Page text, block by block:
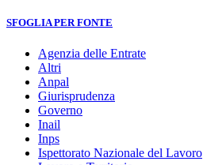
SFOGLIA PER FONTE
Agenzia delle Entrate
Altri
Anpal
Giurisprudenza
Governo
Inail
Inps
Ispettorato Nazionale del Lavoro